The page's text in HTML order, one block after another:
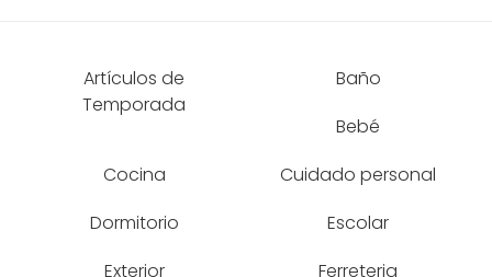
Artículos de
Temporada
Baño
Bebé
Cocina
Cuidado personal
Dormitorio
Escolar
Exterior
Ferreteria